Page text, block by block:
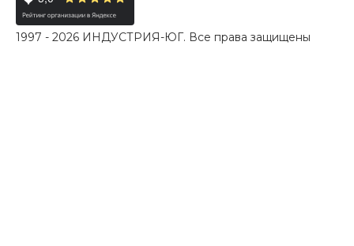
1997 - 2026 ИНДУСТРИЯ-ЮГ. Все права защищены